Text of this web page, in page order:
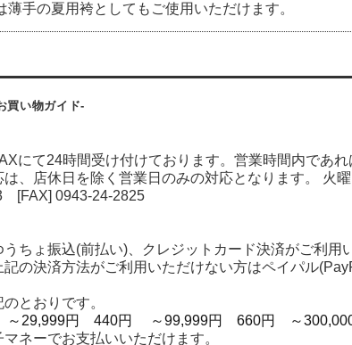
手の夏用袴としてもご使用いただけます。
買い物ガイド-
にて24時間受け付けております。営業時間内であ
、店休日を除く営業日のみの対応となります。 火曜
[FAX] 0943-24-2825
ちょ振込(前払い)、クレジットカード決済がご利用
の決済方法がご利用いただけない方はペイパル
とおりです。
～29,999円 440円 ～99,999円 660円
～
ネーでお支払いいただけます。